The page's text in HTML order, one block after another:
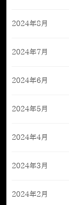
2024年8月
2024年7月
2024年6月
2024年5月
2024年4月
2024年3月
2024年2月